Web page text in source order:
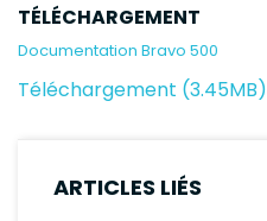
TÉLÉCHARGEMENT
Documentation Bravo 500
Téléchargement (3.45MB)
ARTICLES LIÉS